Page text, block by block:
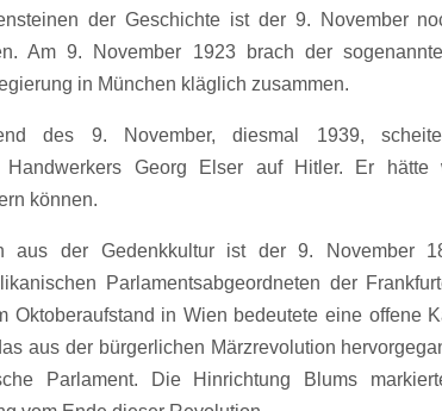
der Geschichte ist der 9. November
Am 9. November 1923 brach der
in München kläglich zusammen.
des 9. November, diesmal 1939,
Handwerkers Georg Elser auf Hitler. Er hätte
können.
aus der Gedenkkultur ist der 9. November
Parlamentsabgeordneten der
Oktoberaufstand in Wien bedeutete eine offene
aus der bürgerlichen Märzrevolution
Parlament. Die Hinrichtung Blums